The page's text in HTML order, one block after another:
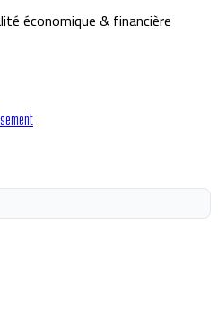
économique & financière